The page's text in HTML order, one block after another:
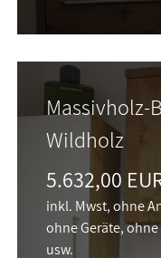
Massivholz-
Wildholz
5.632,00
inkl. Mwst, ohne
ohne Geräte,
usw.